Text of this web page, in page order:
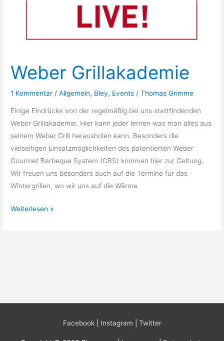
Weber Grillakademie
1 Kommentar /Allgemein, Bley, Events /Thomas Grimme
Einige Eindrücke von der regelmäßig bei uns stattfindenden
Weber Grillakademie. Hier kann jeder lernen was man alles aus
seinem Weber Grill herausholen kann. Besonders die
vielseitigen Einsatzmöglichkeiten des patentierten Weber
Gourmet Barbeque System (GBS) kommen hier zur Geltung.
Wir freuen uns besonders auch auf die Termine für das
Wintergrillen, wo wir uns auf die Wärme
Weber
Weiterlesen »
Facebook| Instagram Twitter